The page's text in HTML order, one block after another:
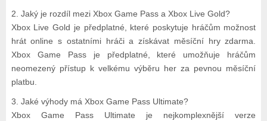
2. Jaký je rozdíl mezi Xbox Game Pass a Xbox Live Gold?
Xbox Live Gold je předplatné, které poskytuje hráčům možnost
hrát online s ostatními hráči a získávat měsíční hry zdarma.
Xbox Game Pass je předplatné, které umožňuje hráčům
neomezený přístup k velkému výběru her za pevnou měsíční
platbu.
3. Jaké výhody má Xbox Game Pass Ultimate?
Xbox Game Pass Ultimate je nejkomplexnější verze